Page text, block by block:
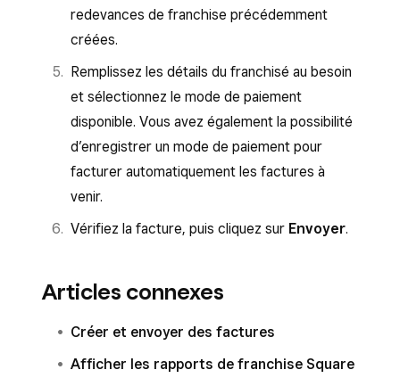
redevances de franchise précédemment
créées.
Remplissez les détails du franchisé au besoin
et sélectionnez le mode de paiement
disponible. Vous avez également la possibilité
d’enregistrer un mode de paiement pour
facturer automatiquement les factures à
venir.
Vérifiez la facture, puis cliquez sur Envoyer.
Articles connexes
Créer et envoyer des factures
Afficher les rapports de franchise Square